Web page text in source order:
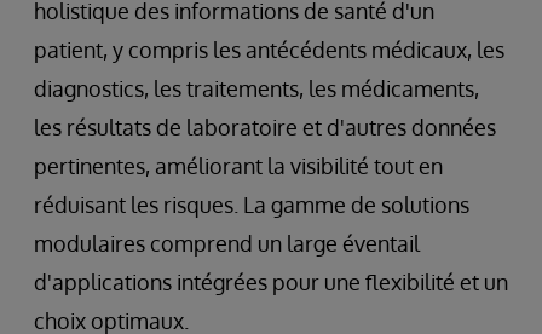
holistique des informations de santé d'un
patient, y compris les antécédents médicaux, les
diagnostics, les traitements, les médicaments,
les résultats de laboratoire et d'autres données
pertinentes, améliorant la visibilité tout en
réduisant les risques. La gamme de solutions
modulaires comprend un large éventail
d'applications intégrées pour une flexibilité et un
choix optimaux.